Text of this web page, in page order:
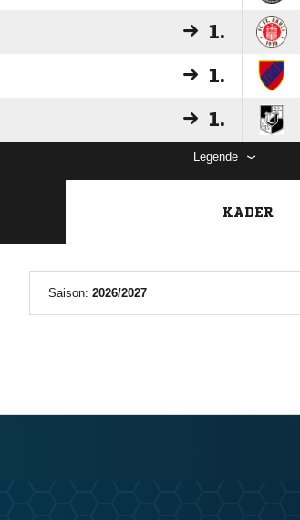
1.
1.
1.
Legende
KADER
Saison: 2026/2027